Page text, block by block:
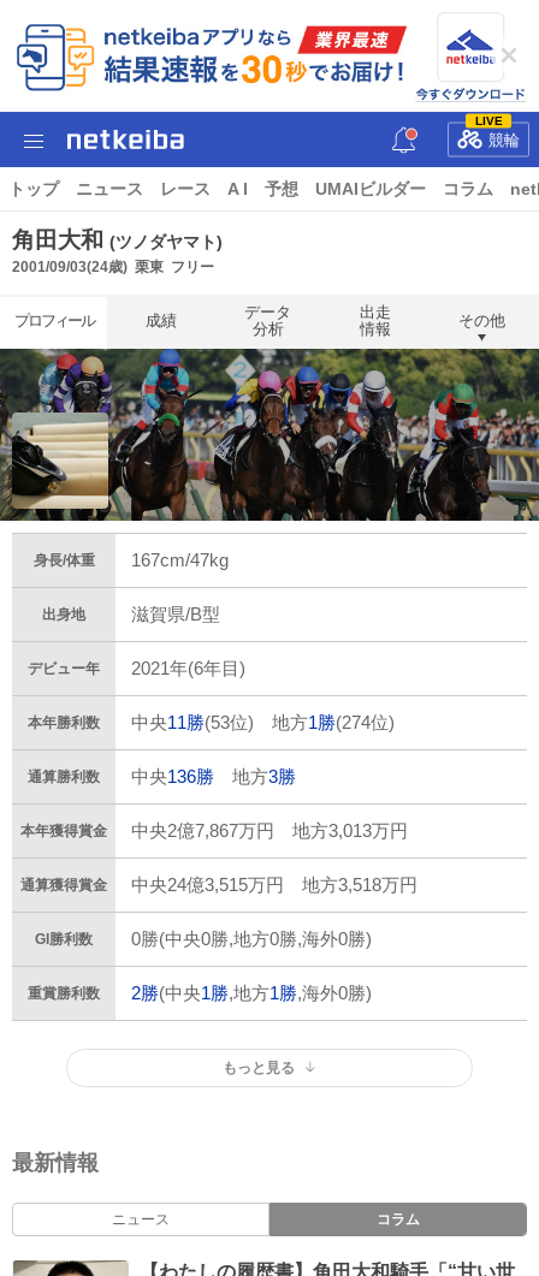
LIVE
競輪
トップ ニュース レース A I 予想 UMAIビルダー コラム
角田大和 (ツノダヤマト)
2001/09/03(24歳) 栗東 フリー
プロフィール 成績
データ
分析
出走
情報
その他
身長/体重 167cm/47kg
出身地 滋賀県/B型
デビュー年 2021年(6年目)
本年勝利数 中央11勝(53位) 地方1勝(274位)
通算勝利数 中央136勝 地方3勝
本年獲得賞金 中央2億7,867万円 地方3,013万円
通算獲得賞金 中央24億3,515万円 地方3,518万円
GI勝利数 0勝(中央0勝,地方0勝,海外0勝)
重賞勝利数 2勝(中央1勝,地方1勝,海外0勝)
もっと見る
最新情報
ニュース コラム
【わたしの履歴書】角田大和騎手「“甘い世